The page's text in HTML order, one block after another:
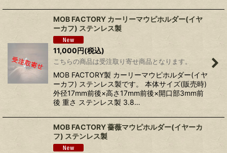
MOB FACTORY カーリーマウピホルダー(イヤ
ーカフ) ステンレス製
11,000円(税込)
こちらの商品は受注取り寄せ商品となります。
MOB FACTORY製 カーリーマウピホルダー(イヤ
ーカフ) ステンレス製です。 本体サイズ(販売時)
外径17mm前後×高さ17mm前後×開口部3mm前
後 重さ ステンレス製 3.8…
MOB FACTORY 薔薇マウピホルダー(イヤーカ
フ) ステンレス製